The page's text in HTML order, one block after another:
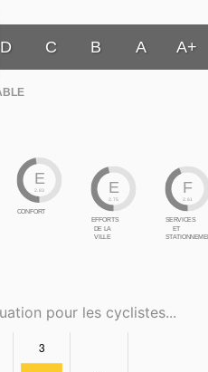
D C B A A+
E
2.83
CONFORT
E
2.75
EFFORTS
DE LA
VILLE
F
2.61
SERVICES
ET
pour les cyclistes...